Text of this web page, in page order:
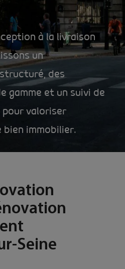
à la livraison
un
des
gamme et un suivi de
valoriser
immobilier.
Seine